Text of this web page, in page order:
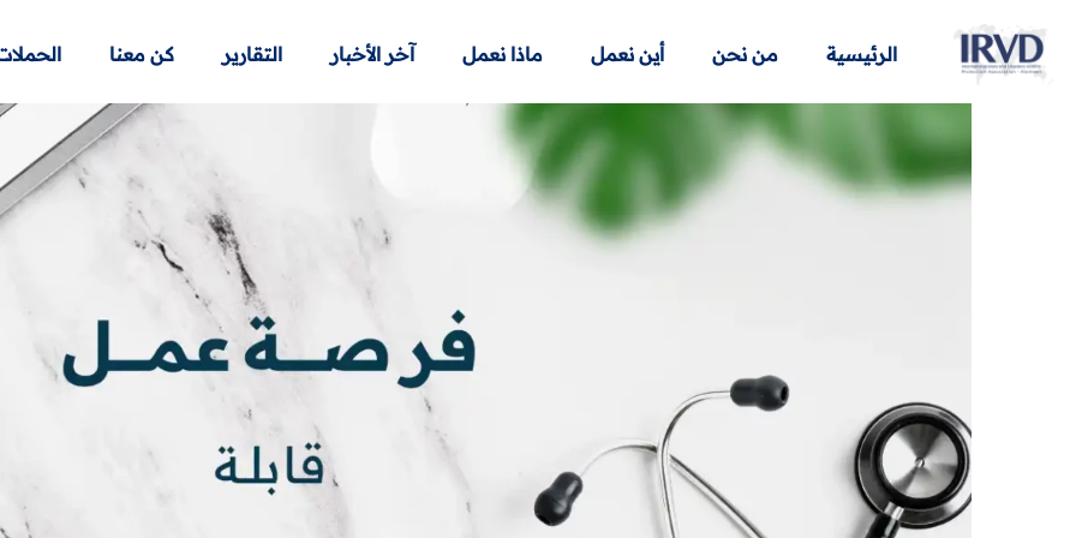
الرئيسية من نحن أين نعمل ماذا نعمل آخر الأخبار التقارير كن معنا